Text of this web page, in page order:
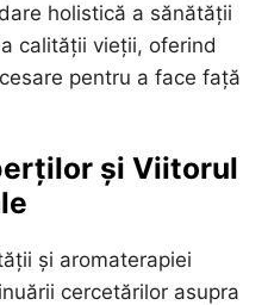
holistică a sănătății
calității vieții, oferind
pentru a face față
și Viitorul
și aromaterapiei
cercetărilor asupra